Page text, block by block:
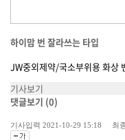
하이맘 번 잘라쓰는 타입
JW중외제약/국소부위용 화상
기사보기
댓글보기 (0)
기사입력 2021-10-29 15:18 최